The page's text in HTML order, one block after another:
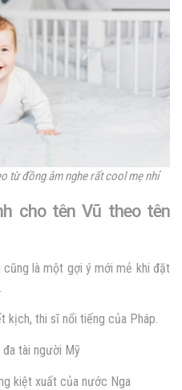
từ đồng âm nghe rất cool mẹ nhỉ
cho tên Vũ theo tên
cũng là một gợi ý mới mẻ khi đặt
kịch, thi sĩ nổi tiếng của Pháp.
đa tài người Mỹ
kiệt xuất của nước Nga